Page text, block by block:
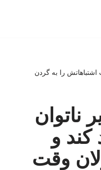
اشتباهاتش را به گردن
ناتوان
و
وقت